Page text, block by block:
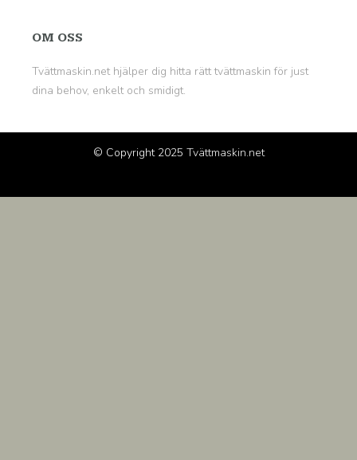
OM OSS
Tvättmaskin.net hjälper dig hitta rätt tvättmaskin för just
dina behov, enkelt och smidigt.
© Copyright 2025 Tvättmaskin.net